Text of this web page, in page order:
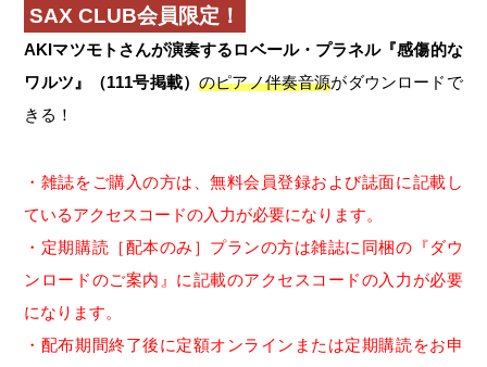
SAX CLUB会員限定！
AKIマツモトさんが演奏するロベール・プラネル『感傷的な
ワルツ』（111号掲載）のピアノ伴奏音源がダウンロードで
きる！
・雑誌をご購入の方は、無料会員登録および誌面に記載し
ているアクセスコードの入力が必要になります。
・定期購読［配本のみ］プランの方は雑誌に同梱の『ダウ
ンロードのご案内』に記載のアクセスコードの入力が必要
になります。
・配布期間終了後に定額オンラインまたは定期購読をお申